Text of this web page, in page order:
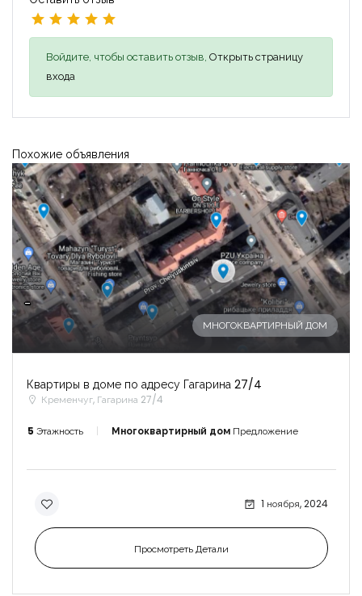
Войдите, чтобы оставить отзыв, Открыть страницу
входа
Похожие объявления
-
МНОГОКВАРТИРНЫЙ ДОМ
Квартиры в доме по адресу Гагарина 27/4
Кременчуг, Гагарина 27/4
5 Этажность Многоквартирный дом Предложение
1 ноября, 2024
Просмотреть Детали